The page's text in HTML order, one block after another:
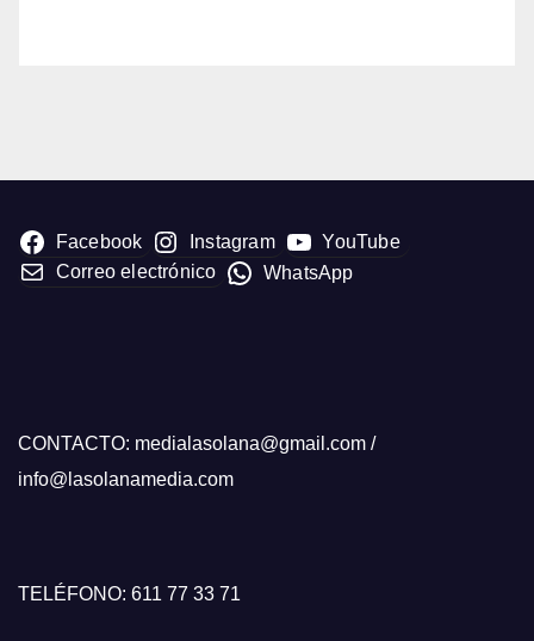
Facebook Instagram
YouTube
Correo electrónico
WhatsApp
CONTACTO: medialasolana@gmail.com /
info@lasolanamedia.com
TELÉFONO: 611 77 33 71